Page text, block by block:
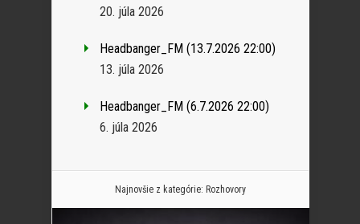
20. júla 2026
Headbanger_FM (13.7.2026 22:00)
13. júla 2026
Headbanger_FM (6.7.2026 22:00)
6. júla 2026
Najnovšie z kategórie: Rozhovory